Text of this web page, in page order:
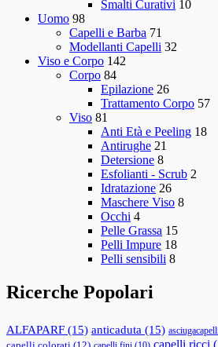
Smalti Curativi 10
Uomo 98
Capelli e Barba 71
Modellanti Capelli 32
Viso e Corpo 142
Corpo 84
Epilazione 26
Trattamento Corpo 57
Viso 81
Anti Età e Peeling 18
Antirughe 21
Detersione 8
Esfolianti - Scrub 2
Idratazione 26
Maschere Viso 8
Occhi 4
Pelle Grassa 15
Pelli Impure 18
Pelli sensibili 8
Ricerche Popolari
ALFAPARF (15) anticaduta (15)
capelli ricci